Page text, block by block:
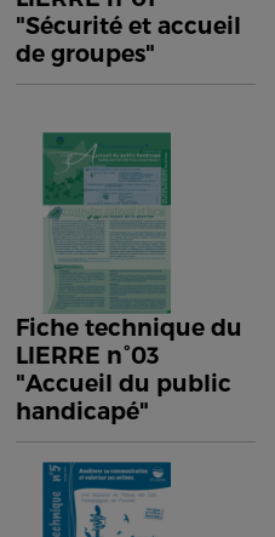
"Sécurité et accueil
de groupes"
Fiche technique du
LIERRE n°03
"Accueil du public
handicapé"